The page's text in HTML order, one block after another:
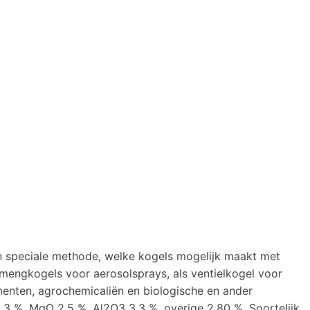
methode, welke kogels mogelijk maakt met
voor aerosolsprays, als ventielkogel voor
agrochemicaliën en biologische en ander